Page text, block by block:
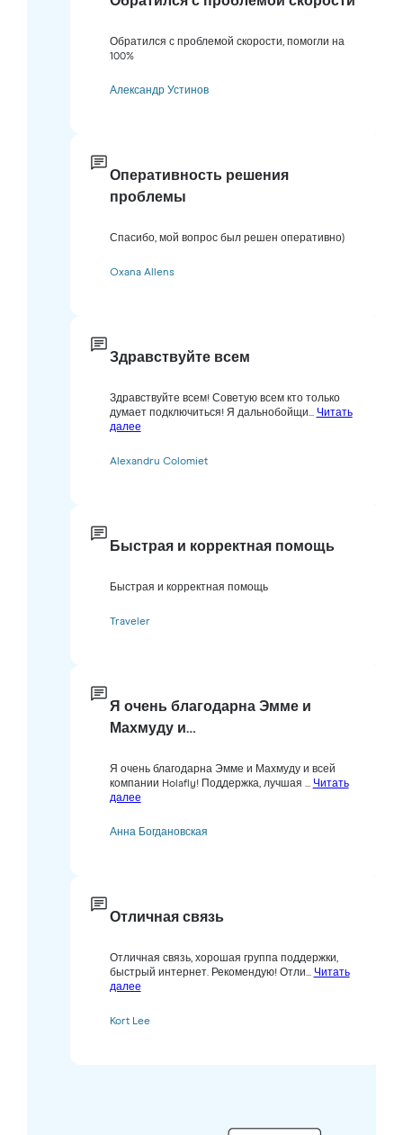
Обратился с проблемой скорости, помогли на
100%
Александр Устинов
Оперативность решения
проблемы
Спасибо, мой вопрос был решен оперативно)
Oxana Allens
Здравствуйте всем
Здравствуйте всем! Советую всем кто только
думает подключиться! Я дальнобойщи... Читать
далее
Alexandru Colomiet
Быстрая и корректная помощь
Быстрая и корректная помощь
Traveler
Я очень благодарна Эмме и
Махмуду и…
Я очень благодарна Эмме и Махмуду и всей
компании Holafly! Поддержка, лучшая ... Читать
далее
Анна Богдановская
Отличная связь
Отличная связь, хорошая группа поддержки,
быстрый интернет. Рекомендую! Отли... Читать
далее
Kort Lee